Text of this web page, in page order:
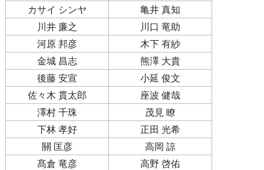
カサイ シンヤ
亀井 真知
川井 廉之
川口 竜助
河原 邦彦
木下 有紗
金城 昌志
熊澤 大貴
後藤 安宣
小延 俊文
佐々木 貫太郎
座波 健哉
澤村 千珠
茂見 瞭
下林 孝好
正田 光希
關 匡彦
高岡 諒
髙倉 竜彦
高野 啓佑